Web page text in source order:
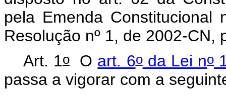
pela Emenda
Resolução nº 1, de 2002-CN,
Art. 1oO art. 6oda Lei no
passa a vigorar com a